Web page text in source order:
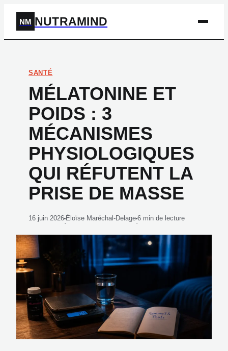
NM NUTRAMIND
SANTÉ
MÉLATONINE ET
POIDS : 3
MÉCANISMES
PHYSIOLOGIQUES
QUI RÉFUTENT LA
PRISE DE MASSE
16 juin 2026
·
Éloïse Maréchal-Delage
·
6 min de lecture